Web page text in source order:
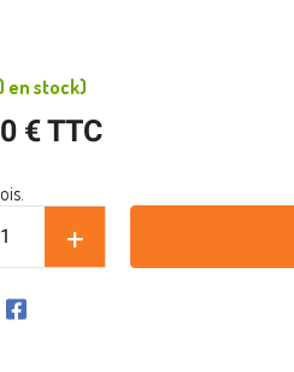
en stock)
€ TTC